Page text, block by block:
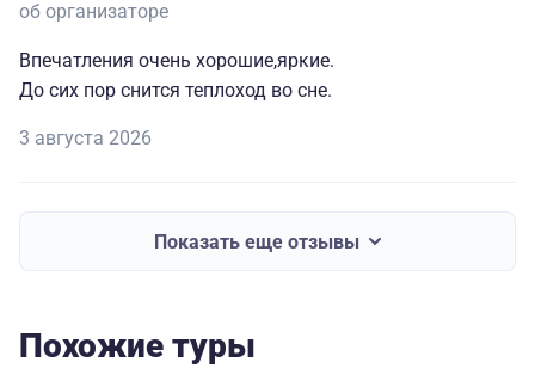
об организаторе
Впечатления очень хорошие,яркие.
До сих пор снится теплоход во сне.
3 августа 2026
Показать еще отзывы
Похожие туры